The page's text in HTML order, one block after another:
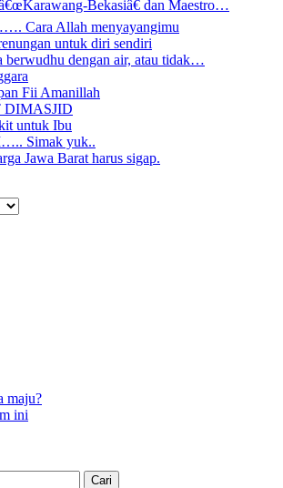
Bekasiâ€ dan Maestro…
Cara Allah menyayangimu
untuk diri sendiri
berwudhu dengan air, atau tidak…
Fii Amanillah
untuk Ibu
Simak yuk..
Jawa Barat harus sigap.
maju?
ini